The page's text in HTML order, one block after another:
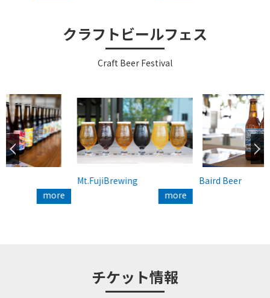
クラフトビールフェス
Craft Beer Festival
more
Mt.FujiBrewing
more
Baird Beer
チケット情報